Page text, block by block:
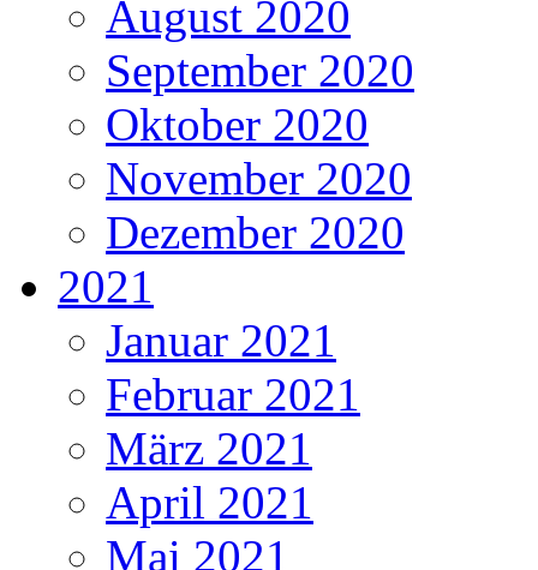
August 2020
September 2020
Oktober 2020
November 2020
Dezember 2020
2021
Januar 2021
Februar 2021
März 2021
April 2021
Mai 2021